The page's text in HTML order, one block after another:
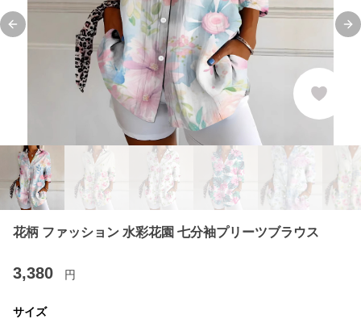
Previous slide
花柄 ファッション 水彩花園 七分袖プリーツブラウス
3,380 円
サイズ